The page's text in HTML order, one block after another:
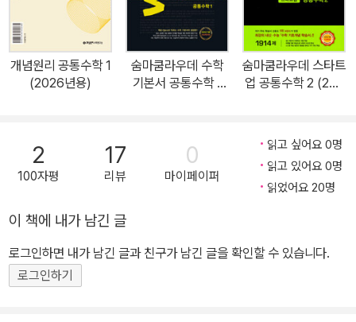
원 학습을 시작하기 전에 제시된 개념을 하나하나 읽어 봅니다. 3. 개
념별로 다시 한번 숙지하고 개념 아래의 문제를 풉니다. 이때 왼쪽에
제시된 선생님의 팁을 꼭 눈여겨 둡니다. 4. 문제를 풀고 난 후 개념을
다시 읽어 봅니다. 헷갈리거나 어렵다고 느껴지면 단원 앞 스케줄표
개념원리 공통수학 1
(2026년용)
숨마쿰라우데 수학
기본서 공통수학 1
숨마쿰라우데 스타트
업 공통수학 2 (202
2
100자평
17
리뷰
0
마이페이퍼
읽고 싶어요 0명
읽고 있어요 0명
읽었어요 20명
이 책에 내가 남긴 글
로그인하면 내가 남긴 글과 친구가 남긴 글을 확인할 수 있습니다.
로그인하기